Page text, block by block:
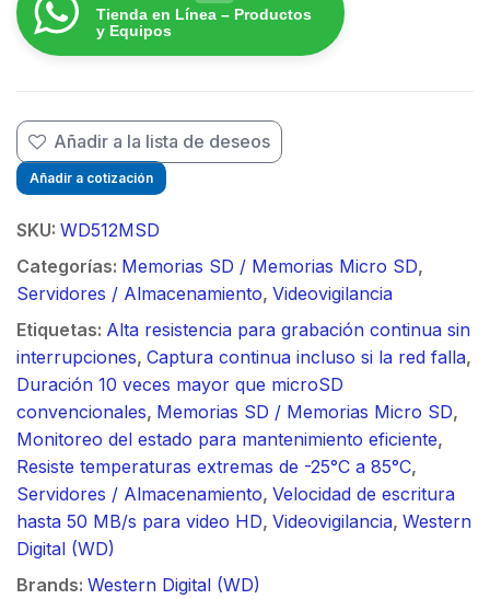
Tienda en Línea – Productos
y Equipos
Añadir a la lista de deseos
Añadir a cotización
SKU: WD512MSD
Categorías: Memorias SD / Memorias Micro SD,
Servidores / Almacenamiento, Videovigilancia
Etiquetas: Alta resistencia para grabación continua sin
interrupciones, Captura continua incluso si la red falla,
Duración 10 veces mayor que microSD
convencionales, Memorias SD / Memorias Micro SD,
Monitoreo del estado para mantenimiento eficiente,
Resiste temperaturas extremas de -25°C a 85°C,
Servidores / Almacenamiento, Velocidad de escritura
hasta 50 MB/s para video HD, Videovigilancia, Western
Digital (WD)
Brands: Western Digital (WD)